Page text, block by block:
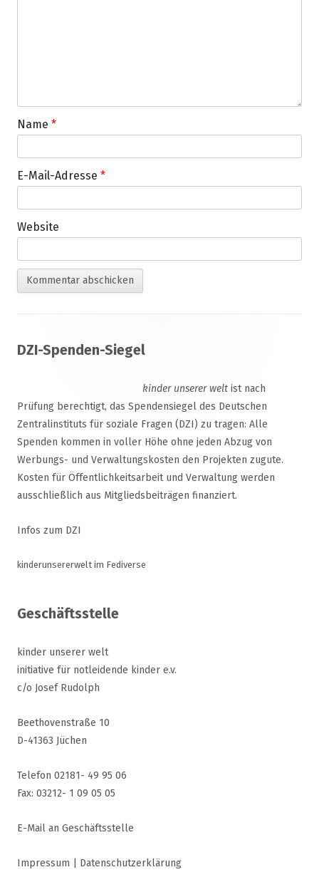
Name *
E-Mail-Adresse *
Website
Inhalt
DZI-Spenden-Siegel
kinder unserer welt ist nach
Prüfung berechtigt, das Spendensiegel des Deutschen
Zentralinstituts für soziale Fragen (DZI) zu tragen: Alle
Spenden kommen in voller Höhe ohne jeden Abzug von
Werbungs- und Verwaltungskosten den Projekten zugute.
Kosten für Öffentlichkeitsarbeit und Verwaltung werden
ausschließlich aus Mitgliedsbeiträgen finanziert.
Infos zum DZI
kinderunsererwelt im Fediverse
Geschäftsstelle
kinder unserer welt
initiative für notleidende kinder e.v.
c/o Josef Rudolph
Beethovenstraße 10
D-41363 Jüchen
Telefon 02181- 49 95 06
Fax: 03212- 1 09 05 05
E-Mail an Geschäftsstelle
Impressum Datenschutzerklärung